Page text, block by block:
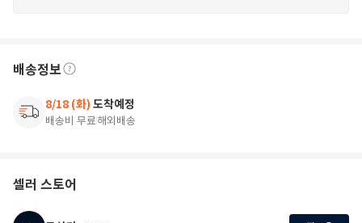
배송정보
8/18 (화) 도착예정
배송비 무료해외배송
셀러 스토어